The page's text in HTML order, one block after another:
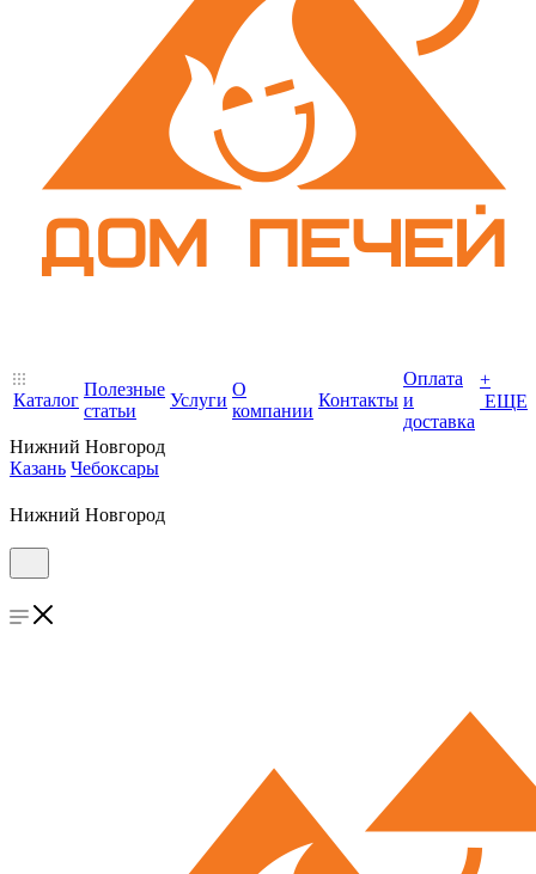
Каталог
Полезные
статьи
Услуги
О
компании
Контакты
Оплата
и
доставка
+
ЕЩЕ
Нижний Новгород
Казань Чебоксары
Нижний Новгород